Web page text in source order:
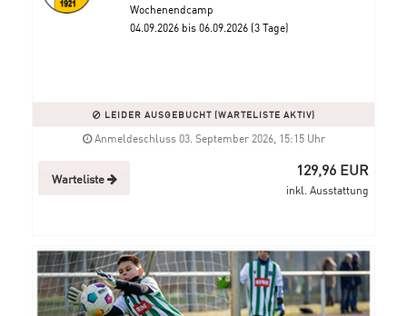
Wochenendcamp
04.09.2026 bis 06.09.2026 (3 Tage)
LEIDER AUSGEBUCHT (WARTELISTE AKTIV)
Anmeldeschluss 03. September 2026, 15:15 Uhr
Warteliste 129,96 EUR
inkl. Ausstattung